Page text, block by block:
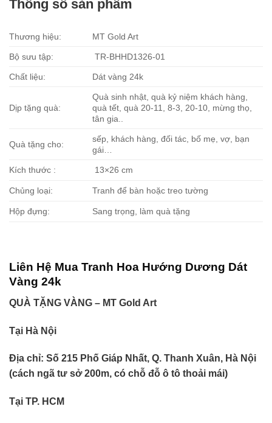
Thông số sản phẩm
Thương hiệu: MT Gold Art
Bộ sưu tập: TR-BHHD1326-01
Chất liệu: Dát vàng 24k
Dịp tặng quà:
Quà sinh nhật, quà kỷ niệm khách hàng,
quà tết, quà 20-11, 8-3, 20-10, mừng thọ,
tân gia..
Quà tặng cho:
sếp, khách hàng, đối tác, bố mẹ, vợ, bạn
gái…
Kích thước : 13×26 cm
Chủng loại: Tranh để bàn hoặc treo tường
Hộp đựng: Sang trọng, làm quà tặng
Liên Hệ Mua Tranh Hoa Hướng Dương Dát
Vàng 24k
QUÀ TẶNG VÀNG – MT Gold Art
Tại Hà Nội
Địa chỉ: Số 215 Phố Giáp Nhất, Q. Thanh Xuân, Hà Nội
(cách ngã tư sở 200m, có chỗ đỗ ô tô thoải mái)
Tại TP. HCM